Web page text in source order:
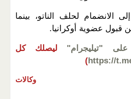
الانضمام لحلف الناتو، بينما
قبول عضوية أوكرانيا.
على "تيليجرام"
ليصلك كل
https://
)
وكالات